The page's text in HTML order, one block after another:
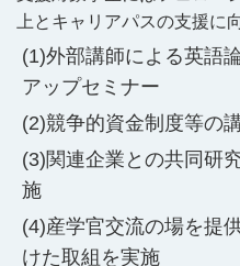
上とキャリアパスの支援に
外部講師による英語
アップセミナー
競争的資金制度等の
関連企業との共同研
施
産学官交流の場を提
けた取組を実施